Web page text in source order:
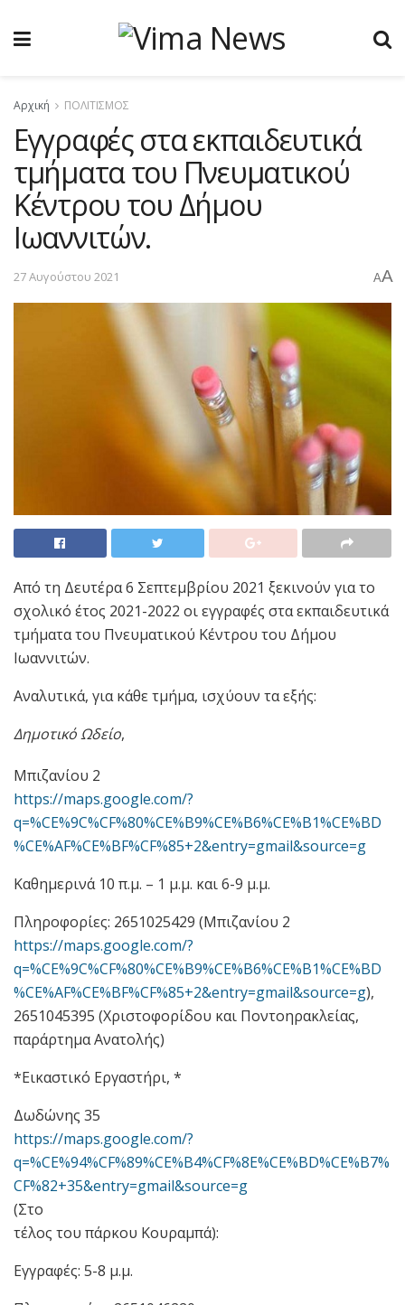
Αρχική ΠΟΛΙΤΙΣΜΟΣ
Eγγραφές στα εκπαιδευτικά
τμήματα του Πνευματικού
Κέντρου του Δήμου
Ιωαννιτών.
27 Αυγούστου 2021 AA
Από τη Δευτέρα 6 Σεπτεμβρίου 2021 ξεκινούν για το
σχολικό έτος 2021-2022 οι εγγραφές στα εκπαιδευτικά
τμήματα του Πνευματικού Κέντρου του Δήμου
Ιωαννιτών.
Αναλυτικά, για κάθε τμήμα, ισχύουν τα εξής:
Δημοτικό Ωδείο,
Μπιζανίου 2
https://maps.google.com/?
q=%CE%9C%CF%80%CE%B9%CE%B6%CE%B1%CE%BD
%CE%AF%CE%BF%CF%85+2&entry=gmail&source=g
Καθημερινά 10 π.μ. – 1 μ.μ. και 6-9 μ.μ.
Πληροφορίες: 2651025429 (Μπιζανίου 2
https://maps.google.com/?
q=%CE%9C%CF%80%CE%B9%CE%B6%CE%B1%CE%BD
%CE%AF%CE%BF%CF%85+2&entry=gmail&source=g),
2651045395 (Χριστοφορίδου και Ποντοηρακλείας,
παράρτημα Ανατολής)
*Εικαστικό Εργαστήρι, *
Δωδώνης 35
https://maps.google.com/?
q=%CE%94%CF%89%CE%B4%CF%8E%CE%BD%CE%B7%
CF%82+35&entry=gmail&source=g
(Στο
τέλος του πάρκου Κουραμπά):
Εγγραφές: 5-8 μ.μ.